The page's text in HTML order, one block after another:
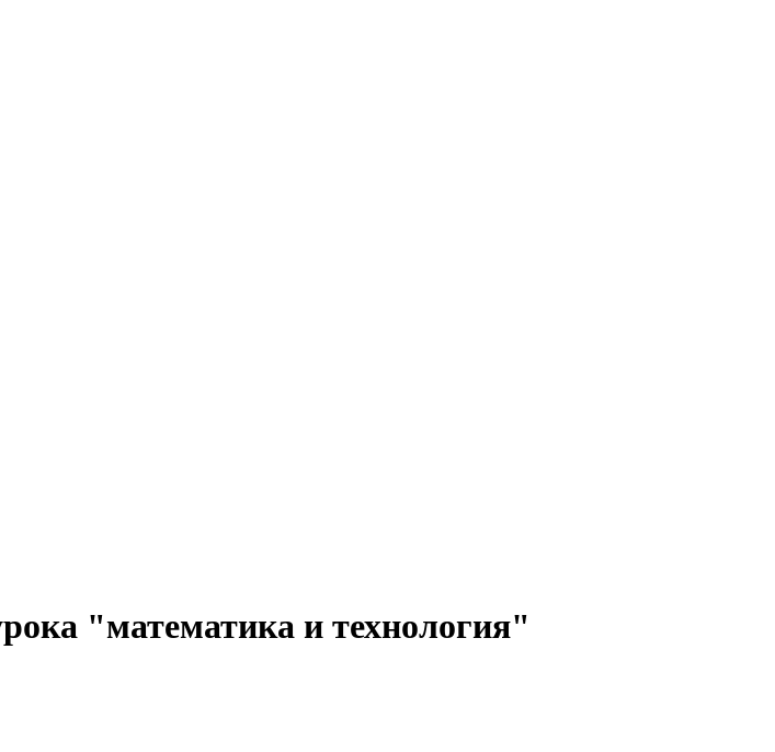
"математика и технология"